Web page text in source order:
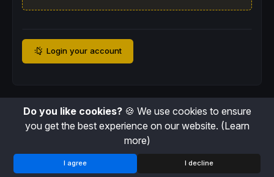
Login your account
Do you like cookies?🍪 We use cookies to ensure
you get the best experience on our website. (Learn
more)
I agree I decline